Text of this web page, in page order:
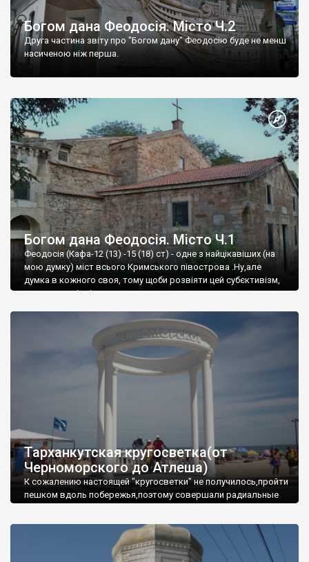
Богом дана Феодосія. Місто Ч.2
Друга частина звіту про "Богом дану" Феодосію буде не менш
насиченою ніж перша.
Богом дана Феодосія. Місто Ч.1
Феодосія (Кафа-12 (13) -15 (18) ст) - одне з найцікавіших (на
мою думку) міст всього Кримського півострова .Ну,але
думка в кожного своя, тому щоби розвіяти цей субєктивізм,
запрошую відвідати це
Тарханкутская кругосветка(от
Черноморского до Атлеша)
К сожалению настоящей "кругосветки" не получилось,пройти
пешком вдоль побережья,поэтому совершали радиальные